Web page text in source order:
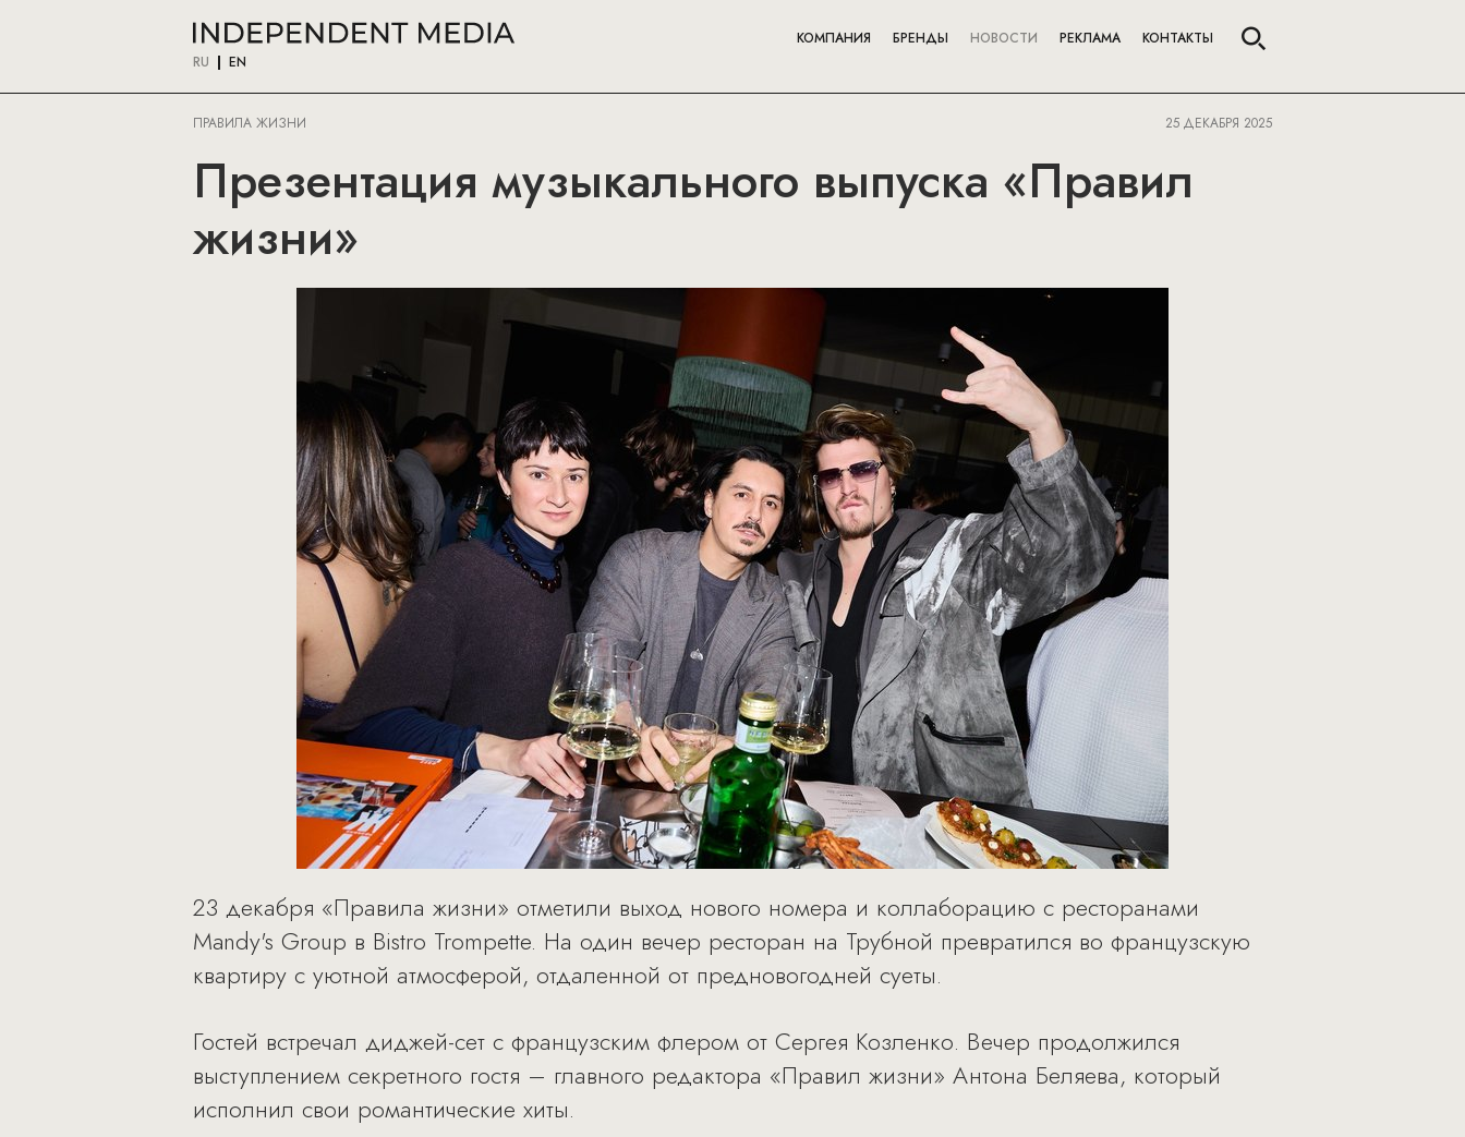
RU EN
КОМПАНИЯ БРЕНДЫ НОВОСТИ РЕКЛАМА КОНТАКТЫ
ПРАВИЛА ЖИЗНИ 25 ДЕКАБРЯ 2025
Презентация музыкального выпуска «Правил
жизни»
23 декабря «Правила жизни» отметили выход нового номера и коллаборацию с ресторанами
Mandy's Group в Bistro Trompette. На один вечер ресторан на Трубной превратился во французскую
квартиру с уютной атмосферой, отдаленной от предновогодней суеты.
Гостей встречал диджей-сет с французским флером от Сергея Козленко. Вечер продолжился
выступлением секретного гостя – главного редактора «Правил жизни» Антона Беляева, который
исполнил свои романтические хиты.